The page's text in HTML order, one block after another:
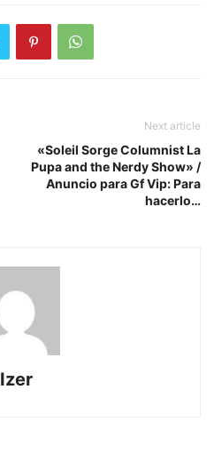
Next article
«Soleil Sorge Columnist La
Pupa and the Nerdy Show» /
Anuncio para Gf Vip: Para
hacerlo…
Izer